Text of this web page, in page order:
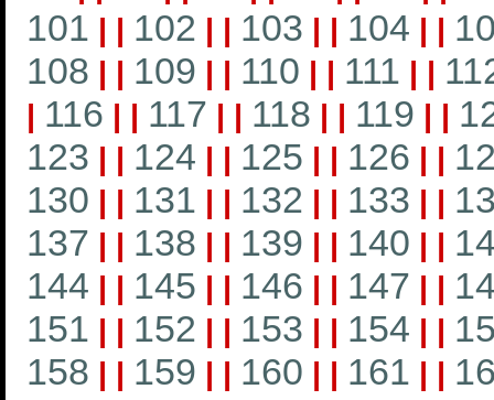
101 | | 102 | | 103 | | 104 | |
108 | | 109 | | 110 | | 111 | |
| 116 | | 117 | | 118 | | 119 | |
123 | | 124 | | 125 | | 126 | |
130 | | 131 | | 132 | | 133 | |
137 | | 138 | | 139 | | 140 | |
144 | | 145 | | 146 | | 147 | |
151 | | 152 | | 153 | | 154 | |
158 | | 159 | | 160 | | 161 | |